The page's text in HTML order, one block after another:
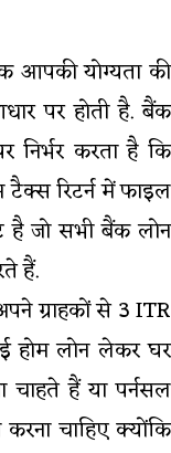
आपकी योग्यता की
पर होती है. बैंक
करता है कि
रिटर्न में फाइल
जो सभी बैंक लोन
हैं.
ग्राहकों से 3 ITR
होम लोन लेकर घर
चाहते हैं या पर्नसल
चाहिए क्योंकि